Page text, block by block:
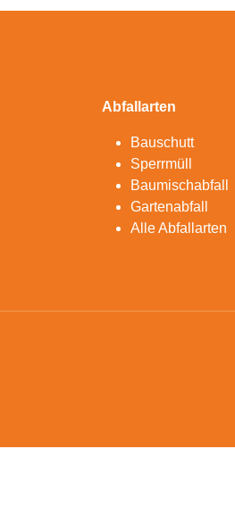
Abfallarten
Bauschutt
Sperrmüll
Baumischabfall
Gartenabfall
Alle Abfallarten